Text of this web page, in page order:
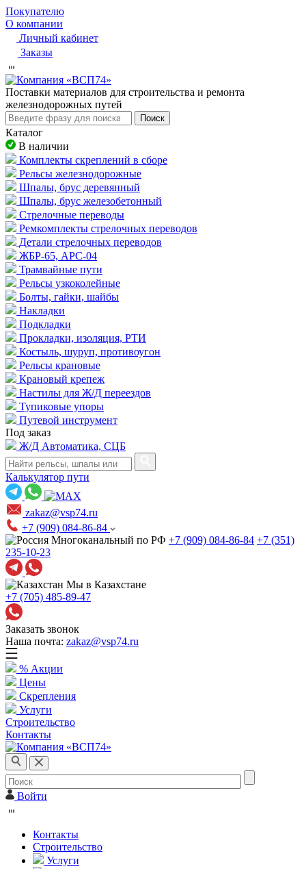
Покупателю
О компании
Личный кабинет
Заказы
Пocтaвки мaтepиaлoв для cтpoитeльcтвa и peмoнтa
жeлeзнoдopoжныx путeй
Поиск
Каталог
В наличии
Комплекты скреплений в сборе
Рельсы железнодорожные
Шпалы, брус деревянный
Шпалы, брус железобетонный
Стрелочные переводы
Ремкомплекты стрелочных переводов
Детали стрелочных переводов
ЖБР-65, АРС-04
Трамвайные пути
Рельсы узкоколейные
Болты, гайки, шайбы
Накладки
Подкладки
Прокладки, изоляция, РТИ
Костыль, шуруп, противоугон
Рельсы крановые
Крановый крепеж
Настилы для Ж/Д переездов
Тупиковые упоры
Путевой инструмент
Под заказ
Ж/Д Автоматика, СЦБ
Калькулятор пути
zakaz@vsp74.ru
+7 (909) 084-86-84
Многоканальный по РФ +7 (909) 084-86-84 +7 (351)
235-10-23
Мы в Казахстане
+7 (705) 485-89-47
Заказать звонок
Наша почта: zakaz@vsp74.ru
% Акции
Цены
Скрепления
Услуги
Строительство
Контакты
Войти
Контакты
Строительство
Услуги